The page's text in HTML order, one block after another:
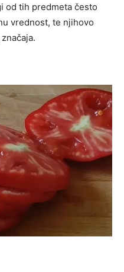
od tih predmeta često
vrednost, te njihovo